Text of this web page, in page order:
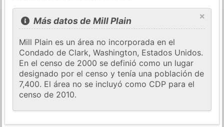
×
Más datos de Mill Plain
Mill Plain es un área no incorporada en el
Condado de Clark, Washington, Estados Unidos.
En el censo de 2000 se definió como un lugar
designado por el censo y tenía una población de
7,400. El área no se incluyó como CDP para el
censo de 2010.